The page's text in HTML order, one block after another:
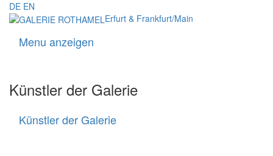
DE EN
Erfurt & Frankfurt/Main
Menu anzeigen
Künstler der Galerie
Künstler der Galerie